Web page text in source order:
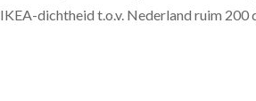
dichtheid t.o.v. Nederland ruim 200